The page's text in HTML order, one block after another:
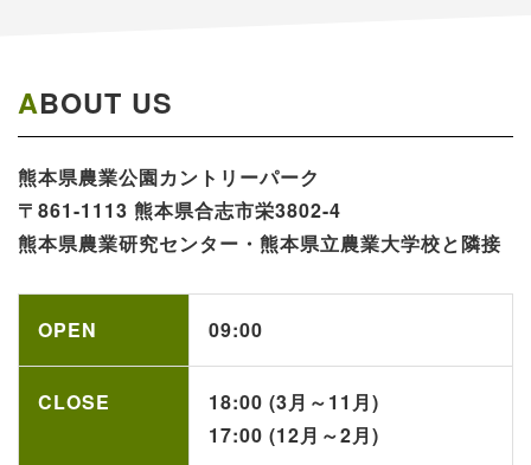
ABOUT US
熊本県農業公園​カントリーパーク​​​
〒861-1113 熊本県合志市栄3802-4
熊本県農業研究センター・熊本県立農業大学校と隣接
OPEN 09:00
CLOSE
18:00 (3月～11月)
17:00 (12月～2月)